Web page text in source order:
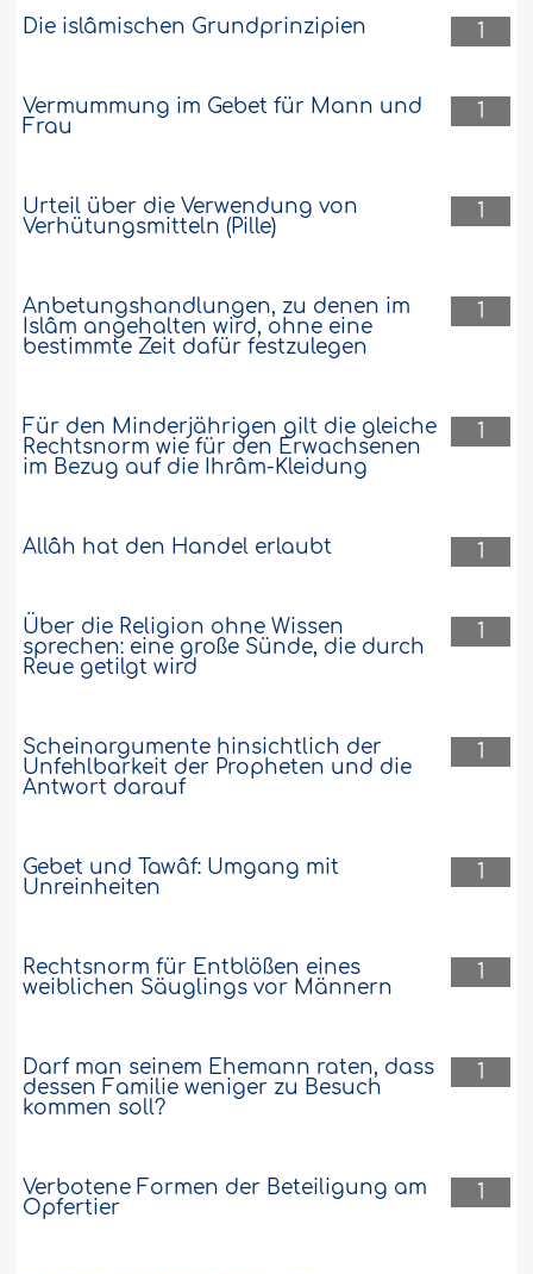
1
Die islâmischen Grundprinzipien
1
Vermummung im Gebet für Mann und
Frau
1
Urteil über die Verwendung von
Verhütungsmitteln (Pille)
1
Anbetungshandlungen, zu denen im
Islâm angehalten wird, ohne eine
bestimmte Zeit dafür festzulegen
1
Für den Minderjährigen gilt die gleiche
Rechtsnorm wie für den Erwachsenen
im Bezug auf die Ihrâm-Kleidung
1
Allâh hat den Handel erlaubt
1
Über die Religion ohne Wissen
sprechen: eine große Sünde, die durch
Reue getilgt wird
1
Scheinargumente hinsichtlich der
Unfehlbarkeit der Propheten und die
Antwort darauf
1
Gebet und Tawâf: Umgang mit
Unreinheiten
1
Rechtsnorm für Entblößen eines
weiblichen Säuglings vor Männern
1
Darf man seinem Ehemann raten, dass
dessen Familie weniger zu Besuch
kommen soll?
1
Verbotene Formen der Beteiligung am
Opfertier